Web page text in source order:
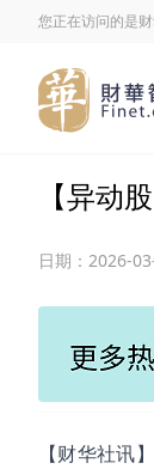
您正在访问的是
【异动
日期： 2026-
【财华社讯